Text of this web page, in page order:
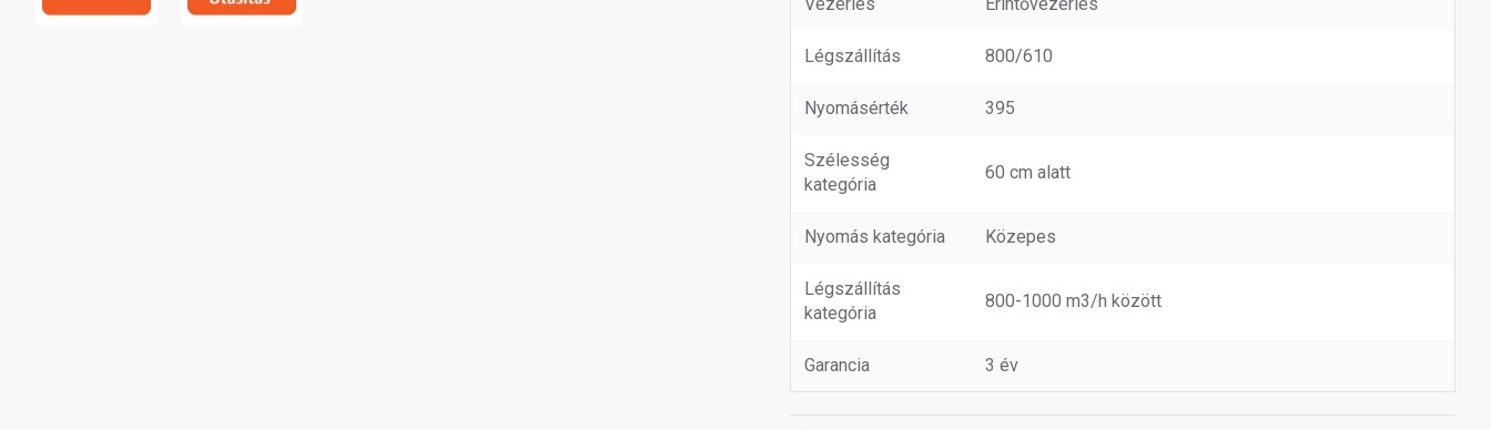
Légszállítás 800/610
Nyomásérték 395
Szélesség
kategória
60 cm alatt
Nyomás kategória Közepes
Légszállítás
kategória
800-1000 m3/h között
Garancia 3 év